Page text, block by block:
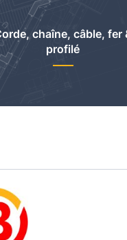
chaîne, câble, fer
profilé